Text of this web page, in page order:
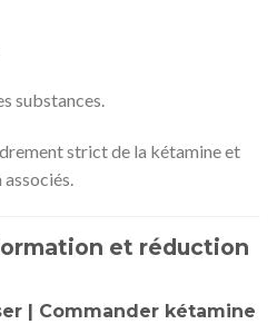
substances.
strict de la kétamine et
associés.
et réduction
| Commander kétamine